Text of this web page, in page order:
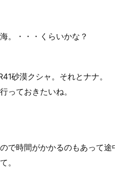
。・・・くらいかな？
砂漠クシャ。それとナナ。
っておきたいね。
で時間がかかるのもあって途
。